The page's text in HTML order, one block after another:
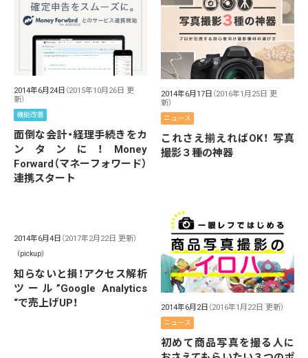
2014年6月24日 （2015年10月26日 更
新）
機能改善
面倒な会計・経理手続きをカ
ンタンに！Money
Forward（マネーフォワード）
連携スタート
2014年6月17日 （2016年1月25日 更
新）
ニュース
これさえ揃えればOK！ 写真
撮影３種の神器
2014年6月4日 （2017年2月22日 更新）
（pickup）
知らないと損！アクセス解析
ツール”Google Analytics
“で売上げUP！
2014年6月2日 （2016年1月22日 更新）
ニュース
初めて商品写真を撮る人に